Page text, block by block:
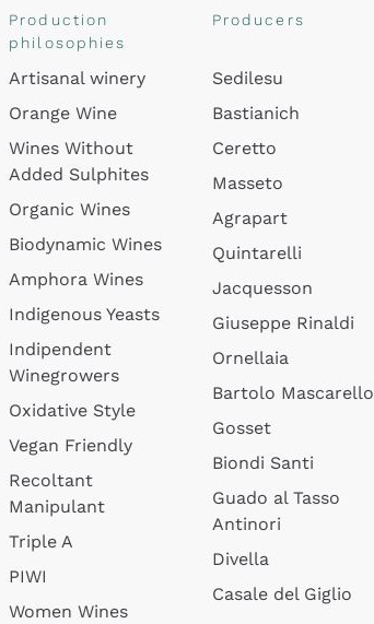
Production
philosophies
Artisanal winery
Orange Wine
Wines Without
Added Sulphites
Organic Wines
Biodynamic Wines
Amphora Wines
Indigenous Yeasts
Indipendent
Winegrowers
Oxidative Style
Vegan Friendly
Recoltant
Manipulant
Triple A
PIWI
Women Wines
Producers
Sedilesu
Bastianich
Ceretto
Masseto
Agrapart
Quintarelli
Jacquesson
Giuseppe Rinaldi
Ornellaia
Bartolo Mascarello
Gosset
Biondi Santi
Guado al Tasso
Antinori
Divella
Casale del Giglio